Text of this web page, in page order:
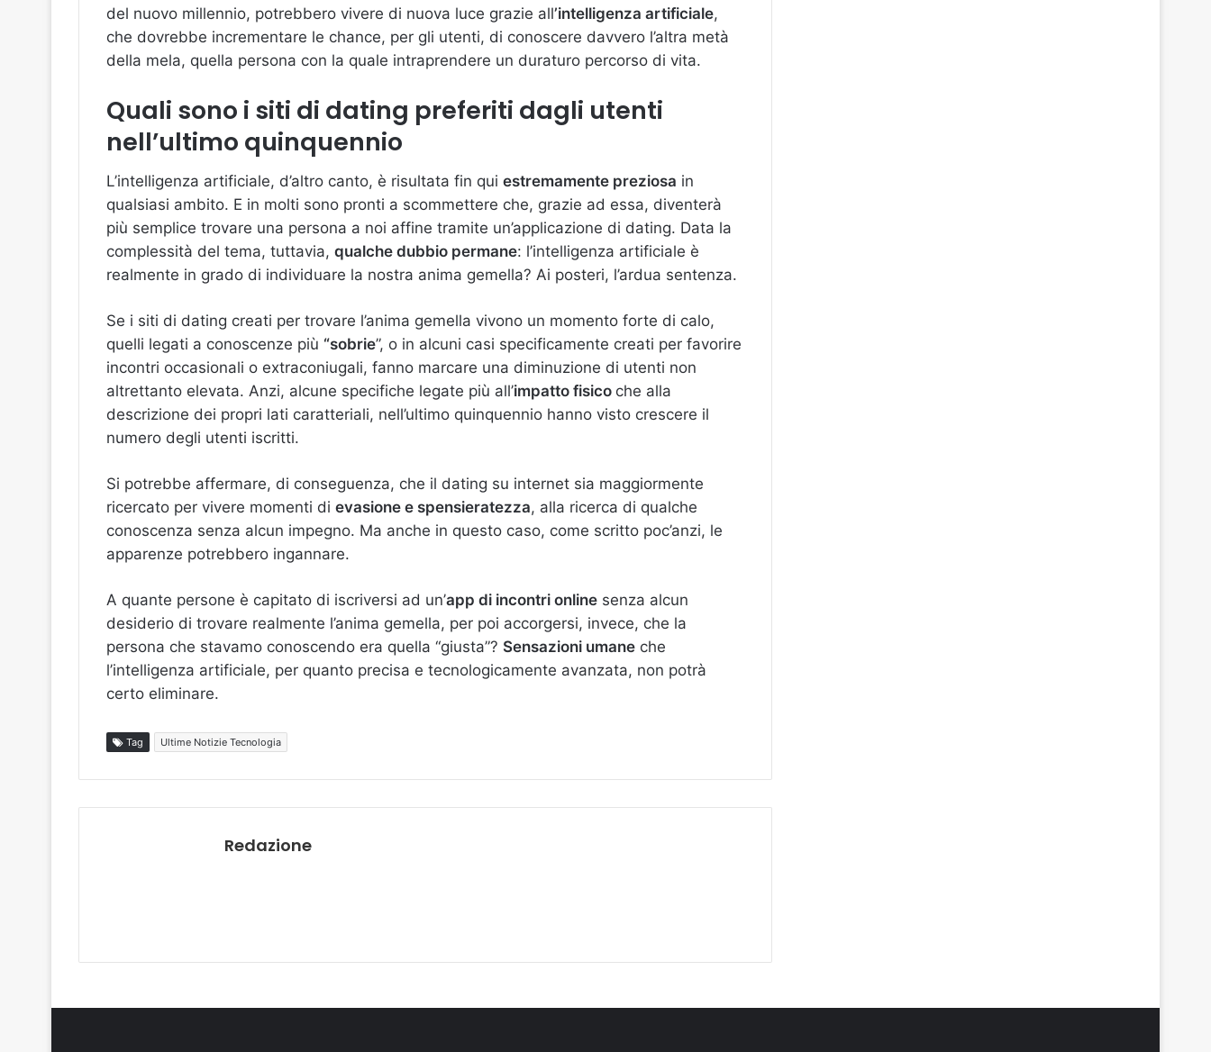
del nuovo millennio, potrebbero vivere di nuova luce grazie all’intelligenza artificiale,
che dovrebbe incrementare le chance, per gli utenti, di conoscere davvero l’altra metà
della mela, quella persona con la quale intraprendere un duraturo percorso di vita.
Quali sono i siti di dating preferiti dagli utenti
nell’ultimo quinquennio
L’intelligenza artificiale, d’altro canto, è risultata fin qui estremamente preziosa in
qualsiasi ambito. E in molti sono pronti a scommettere che, grazie ad essa, diventerà
più semplice trovare una persona a noi affine tramite un’applicazione di dating. Data la
complessità del tema, tuttavia, qualche dubbio permane: l’intelligenza artificiale è
realmente in grado di individuare la nostra anima gemella? Ai posteri, l’ardua sentenza.
Se i siti di dating creati per trovare l’anima gemella vivono un momento forte di calo,
quelli legati a conoscenze più “sobrie”, o in alcuni casi specificamente creati per favorire
incontri occasionali o extraconiugali, fanno marcare una diminuzione di utenti non
altrettanto elevata. Anzi, alcune specifiche legate più all’impatto fisico che alla
descrizione dei propri lati caratteriali, nell’ultimo quinquennio hanno visto crescere il
numero degli utenti iscritti.
Si potrebbe affermare, di conseguenza, che il dating su internet sia maggiormente
ricercato per vivere momenti di evasione e spensieratezza, alla ricerca di qualche
conoscenza senza alcun impegno. Ma anche in questo caso, come scritto poc’anzi, le
apparenze potrebbero ingannare.
A quante persone è capitato di iscriversi ad un’app di incontri online senza alcun
desiderio di trovare realmente l’anima gemella, per poi accorgersi, invece, che la
persona che stavamo conoscendo era quella “giusta”? Sensazioni umane che
l’intelligenza artificiale, per quanto precisa e tecnologicamente avanzata, non potrà
certo eliminare.
Tag Ultime Notizie Tecnologia
Redazione